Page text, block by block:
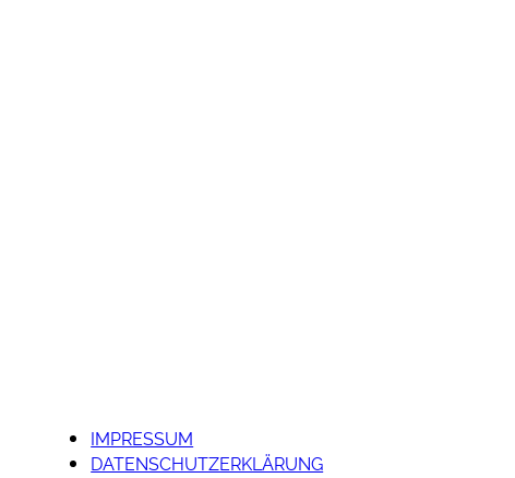
IMPRESSUM
DATENSCHUTZERKLÄRUNG